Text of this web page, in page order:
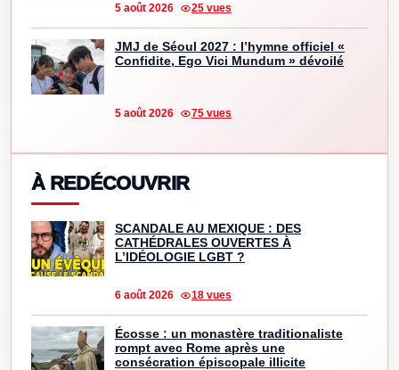
5 août 2026 25 vues
JMJ de Séoul 2027 : l’hymne officiel «
Confidite, Ego Vici Mundum » dévoilé
5 août 2026 75 vues
À REDÉCOUVRIR
SCANDALE AU MEXIQUE : DES
CATHÉDRALES OUVERTES À
L’IDÉOLOGIE LGBT ?
6 août 2026 18 vues
Écosse : un monastère traditionaliste
rompt avec Rome après une
consécration épiscopale illicite